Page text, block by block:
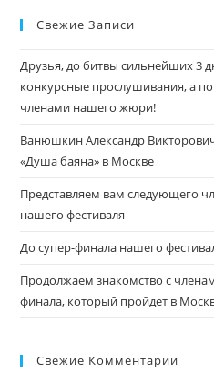
Свежие Записи
Друзья, до битвы сильнейших 3
конкурсные прослушивания, а
членами нашего жюри!
Ванюшкин Александр
«Душа баяна» в Москве
Представляем вам следующего
нашего фестиваля
До супер-финала нашего
Продолжаем знакомство с
финала, который пройдет в
Свежие Комментарии